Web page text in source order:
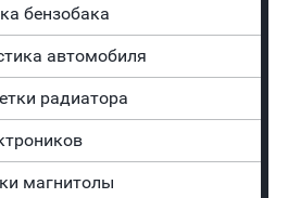
бензобака
автомобиля
радиатора
магнитолы